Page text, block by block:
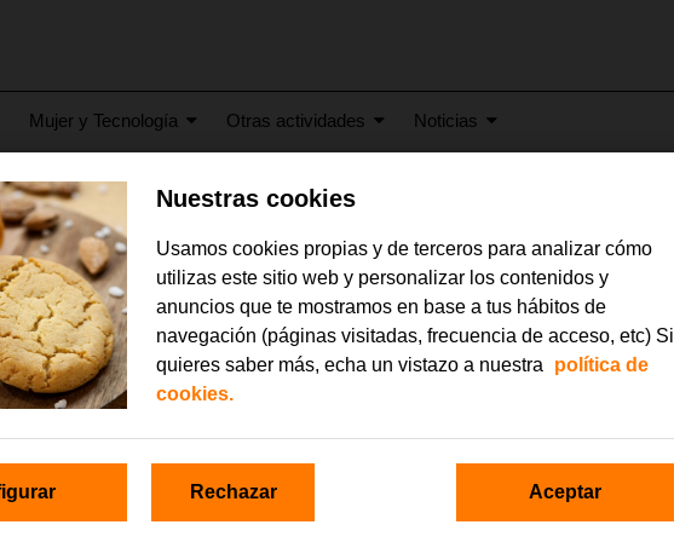
Mujer y Tecnología Otras actividades Noticias
Nuestras cookies
Usamos cookies propias y de terceros para analizar cómo
utilizas este sitio web y personalizar los contenidos y
anuncios que te mostramos en base a tus hábitos de
navegación (páginas visitadas, frecuencia de acceso, etc) Si
quieres saber más, echa un vistazo a nuestra
política de
cookies.
Rechazar Aceptar